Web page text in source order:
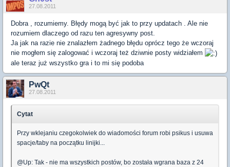
27.08.2011
Dobra , rozumiemy. Błędy mogą być jak to przy updatach . Ale nie
rozumiem dlaczego od razu ten agresywny post.
Ja jak na razie nie znalazłem żadnego błędu oprócz tego że wczoraj
nie mogłem się zalogować i wczoraj też dziwnie posty widziałem
ale teraz już wszystko gra i to mi się podoba
PwQt
27.08.2011
Cytat
Przy wklejaniu czegokolwiek do wiadomości forum robi psikus i usuwa
spacje/taby na początku linijki...
@Up: Tak - nie ma wszystkich postów, bo została wgrana baza z 24